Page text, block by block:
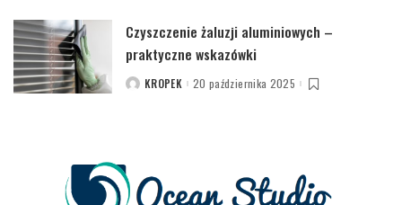
Czyszczenie żaluzji aluminiowych –
praktyczne wskazówki
POSTEDKROPEK 20 października 2025